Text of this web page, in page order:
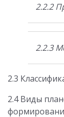
2.2.2
2.2.3
2.3
2.4 Виды